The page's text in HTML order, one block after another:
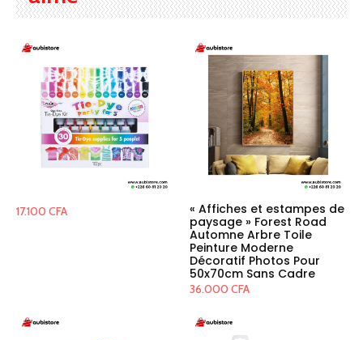
17.100 CFA
« Affiches et estampes de
paysage » Forest Road
Automne Arbre Toile
Peinture Moderne
Décoratif Photos Pour
50x70cm Sans Cadre
36.000 CFA